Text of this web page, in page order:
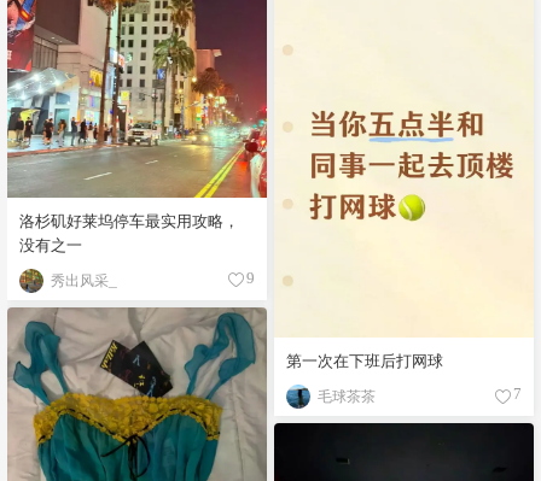
洛杉矶好莱坞停车最实用攻略，
没有之一
秀出风采_ 9
第一次在下班后打网球
毛球茶茶 7